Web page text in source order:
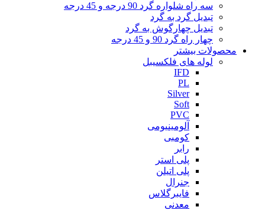
سه راه شلواره گرد 90 درجه و 45 درجه
تبدیل گرد به گرد
تبدیل چهارگوش به گرد
چهار راه گرد 90 و 45 درجه
محصولات بیشتر
لوله های فلکسیبل
IFD
PL
Silver
Soft
PVC
آلومینیومی
کومبی
رابر
پلی استر
پلی اتیلن
جنرال
فایبرگلاس
معدنی